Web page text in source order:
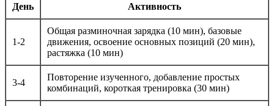
День Активность
1-2
Общая разминочная зарядка (10 мин), базовые
движения, освоение основных позиций (20 мин),
растяжка (10 мин)
3-4
Повторение изученного, добавление простых
комбинаций, короткая тренировка (30 мин)